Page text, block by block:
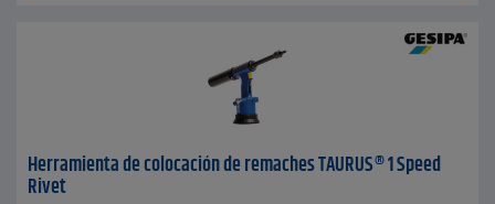
Herramienta de colocación de remaches TAURUS® 1 Speed
Rivet